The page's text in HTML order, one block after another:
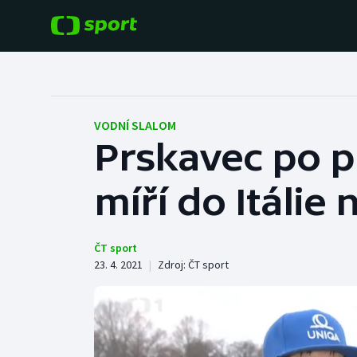
Hokej
Tenis
Cyklistika
Baseball a softbal
Basketbal
Box
VODNÍ SLALOM
Prskavec po
míří do Itálie
ČT sport
23. 4. 2021 | Zdroj: ČT sport